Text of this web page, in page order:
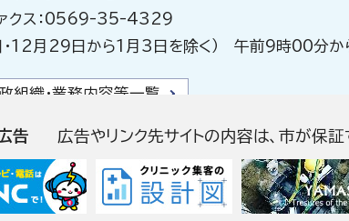
告 広告やリンク先サイトの内容は、市が保証
クス：0569-35-4329
・12月29日から1月3日を除く） 午前9時00分
組織・業務内容等一覧